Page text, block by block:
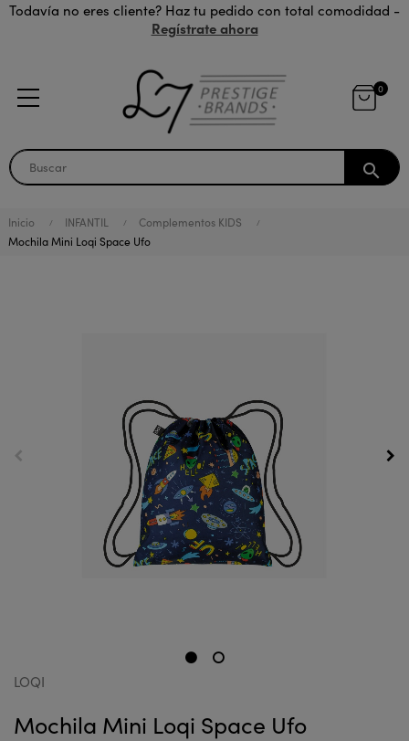
Todavía no eres cliente? Haz tu pedido con total comodidad -
Regístrate ahora
0
search
Inicio INFANTIL
Complementos KIDS
Mochila Mini Loqi Space Ufo
LOQI
Mochila Mini Loqi Space Ufo